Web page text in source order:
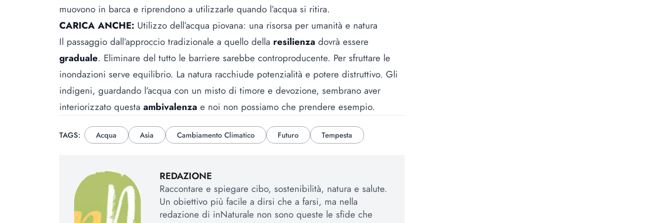
muovono in barca e riprendono a utilizzarle quando l’acqua si ritira.
CARICA ANCHE: Utilizzo dell’acqua piovana: una risorsa per umanità e natura
Il passaggio dall’approccio tradizionale a quello della resilienza dovrà essere
graduale. Eliminare del tutto le barriere sarebbe controproducente. Per sfruttare le
inondazioni serve equilibrio. La natura racchiude potenzialità e potere distruttivo. Gli
indigeni, guardando l’acqua con un misto di timore e devozione, sembrano aver
interiorizzato questa ambivalenza e noi non possiamo che prendere esempio.
TAGS: Acqua Asia Cambiamento Climatico Futuro Tempesta
REDAZIONE
Raccontare e spiegare cibo, sostenibilità, natura e salute.
Un obiettivo più facile a dirsi che a farsi, ma nella
redazione di inNaturale non sono queste le sfide che